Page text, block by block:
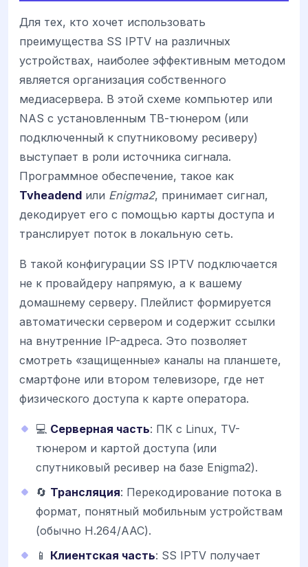
Для тех, кто хочет использовать
преимущества SS IPTV на различных
устройствах, наиболее эффективным методом
является организация собственного
медиасервера. В этой схеме компьютер или
NAS с установленным ТВ-тюнером (или
подключенный к спутниковому ресиверу)
выступает в роли источника сигнала.
Программное обеспечение, такое как
Tvheadend или Enigma2, принимает сигнал,
декодирует его с помощью карты доступа и
транслирует поток в локальную сеть.
В такой конфигурации SS IPTV подключается
не к провайдеру напрямую, а к вашему
домашнему серверу. Плейлист формируется
автоматически сервером и содержит ссылки
на внутренние IP-адреса. Это позволяет
смотреть «защищенные» каналы на планшете,
смартфоне или втором телевизоре, где нет
физического доступа к карте оператора.
💻 Серверная часть: ПК с Linux, TV-
тюнером и картой доступа (или
спутниковый ресивер на базе Enigma2).
🔄 Трансляция: Перекодирование потока в
формат, понятный мобильным устройствам
(обычно H.264/AAC).
📱 Клиентская часть: SS IPTV получает